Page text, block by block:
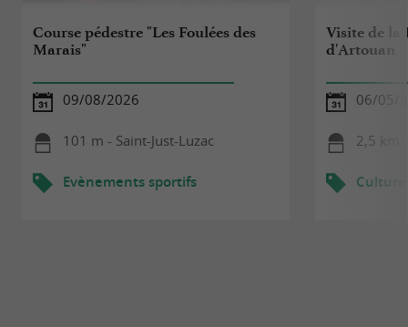
Course pédestre "Les Foulées des
Marais"
09/08/2026
101 m - Saint-Just-Luzac
Evènements sportifs
Visite de la
d'Artouan
06/05/
2,5 km
Culture